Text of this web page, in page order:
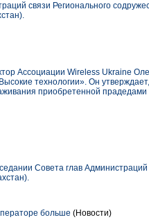
связи Регионального
Ассоциации Wireless Ukraine
технологии». Он
приобретенной прадедами
Совета глав Администраций
больше (Новости)